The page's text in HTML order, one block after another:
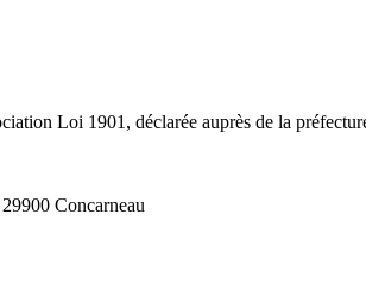
Loi 1901, déclarée auprès de la
Concarneau